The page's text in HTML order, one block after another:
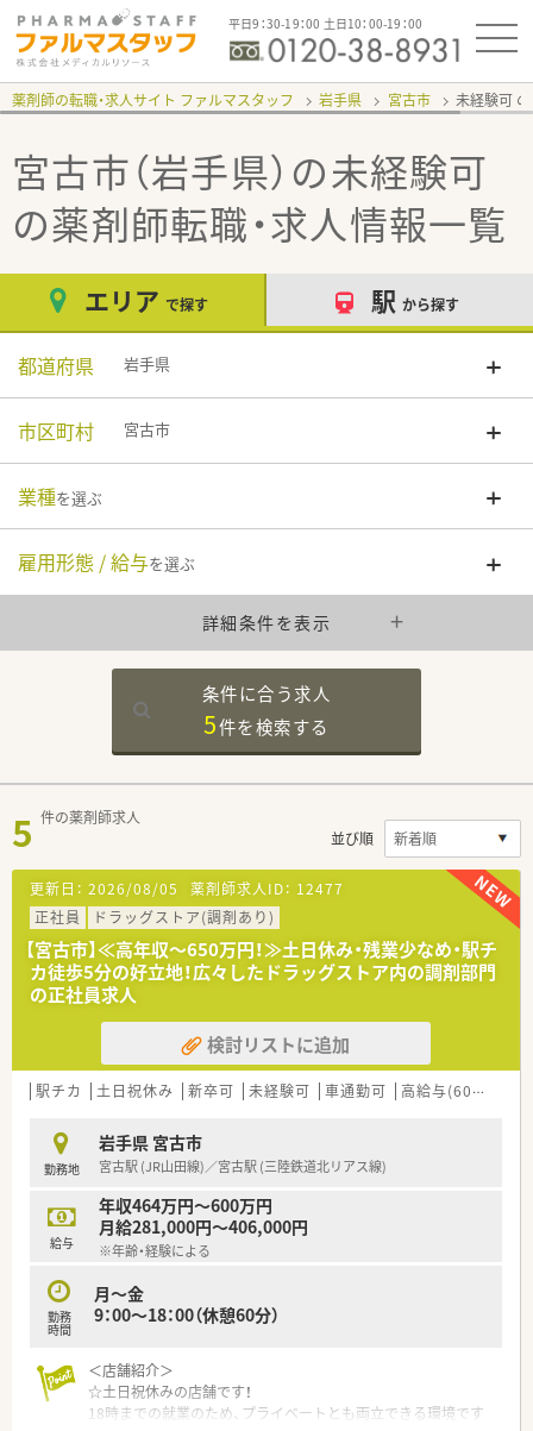
平日9：30-19：00 土日10：00-19：00
薬剤師の転職・求人サイト ファルマスタッフ 岩手県 宮古市 未経験可
宮古市（岩手県）の未経験可
の薬剤師転職・求人情報一覧
エリア で探す 駅 から探す
都道府県 岩手県
市区町村 宮古市
業種を選ぶ
雇用形態 / 給与を選ぶ
詳細条件を表示
条件に合う求人
5件を検索する
5 件の薬剤師求人
並び順
更新日： 2026/08/05 薬剤師求人ID： 12477
正社員
ドラッグストア(調剤あり)
【宮古市】≪高年収～650万円！≫土日休み・残業少なめ・駅チ
カ徒歩5分の好立地！広々したドラッグストア内の調剤部門
の正社員求人
検討リストに追加
駅チカ 土日祝休み 新卒可 未経験可 車通勤可 高給与(600万円以上)
勤務地
岩手県 宮古市
宮古駅 (JR山田線)／宮古駅 (三陸鉄道北リアス線)
給与
年収464万円～600万円
月給281,000円～406,000円
※年齢・経験による
勤務
時間
月～金
9：00～18：00（休憩60分）
＜店舗紹介＞
☆土日祝休みの店舗です！
18時までの就業のため、プライベートとも両立できる環境です